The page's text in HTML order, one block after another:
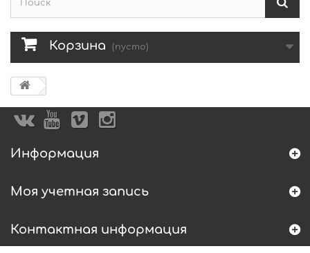
Корзина (пусто)
Информация
Моя учетная запись
Контактная информация